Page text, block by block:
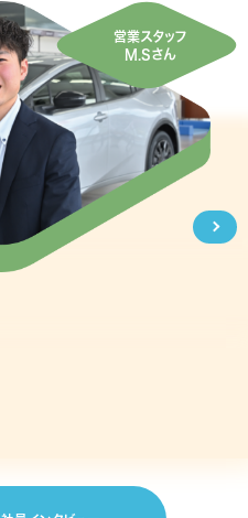
営業スタッフ
M.Sさん